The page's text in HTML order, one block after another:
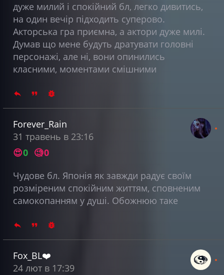
дуже милий і спокійний бл, легко дивитись,
на один вечір підходить суперово.
Акторська гра приємна, а актори дуже милі.
Думав що мене будуть дратувати головні
персонажі, але ні, вони опинились
класними, моментами смішними
Forever_Rain
31 травень в 23:16
😍0 🧐0
Чудове бл. Японія як завжди радує своїм
розміреним спокійним життям, сповненим
самокопанням у душі. Обожнюю таке
Fox_BL❤️
24 лют в 17:39